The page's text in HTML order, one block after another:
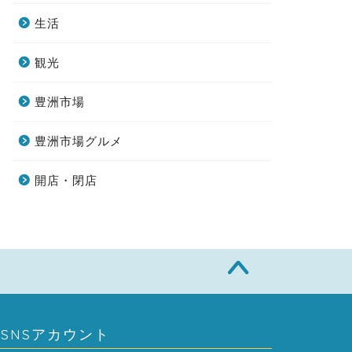
生活
観光
豊洲市場
豊洲市場グルメ
開店・閉店
SNSアカウント